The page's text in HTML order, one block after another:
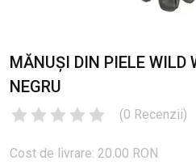
MĂNUȘI DIN PIELE WILD
NEGRU
(0 Recenzii)
Cost de livrare: 20.00 RON